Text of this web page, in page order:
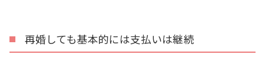
再婚しても基本的には支払いは継続